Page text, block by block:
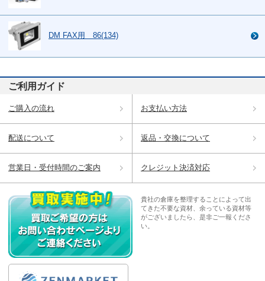
DM FAX用 86(134)
ご利用ガイド
ご購入の流れ お支払い方法
配送について 返品・交換について
営業日・受付時間のご案内 クレジット決済対応
貴社の倉庫を整理することによって出
てきた不要な資材、余っている資材等
がございましたら、是非ご一報くださ
い。